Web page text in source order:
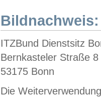
Bildnachweis:
ITZBund Dienstsitz
Bernkasteler Straße 8
53175 Bonn
Die